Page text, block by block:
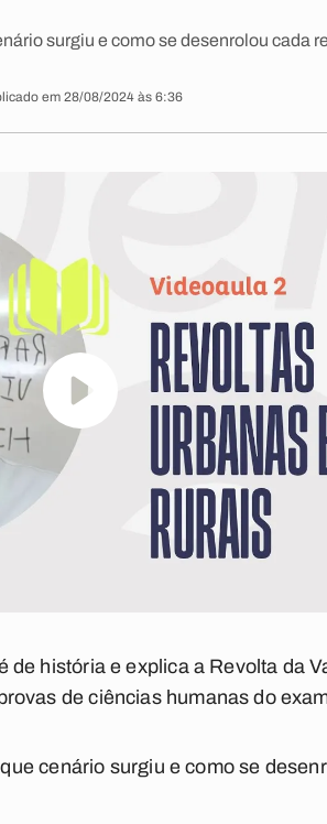
surgiu e como se desenrolou cada
em 28/08/2024 às 6:36
história e explica a Revolta da
de ciências humanas do
cenário surgiu e como se